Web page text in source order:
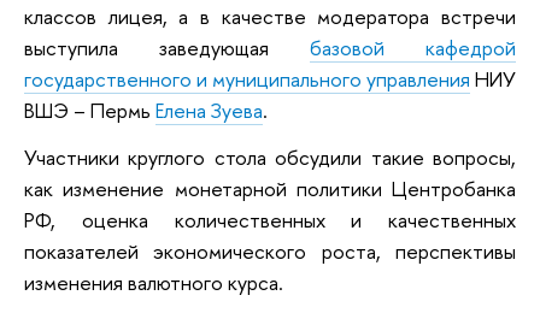
классов лицея, а в качестве модератора встречи
выступила заведующая базовой кафедрой
государственного и муниципального управления НИУ
ВШЭ – Пермь Елена Зуева.
Участники круглого стола обсудили такие вопросы,
как изменение монетарной политики Центробанка
РФ, оценка количественных и качественных
показателей экономического роста, перспективы
изменения валютного курса.